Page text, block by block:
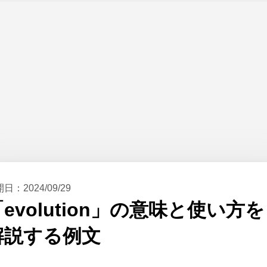
日： 2024/09/29
evolution」の意味と使い方を
説する例文